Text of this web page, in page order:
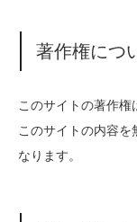
著作権につ
このサイトの著作権
このサイトの内容を
なります。